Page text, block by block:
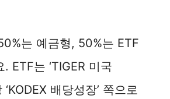
는 예금형, 50%는 ETF
ETF는 ‘TIGER 미국
배당성장’ 쪽으로